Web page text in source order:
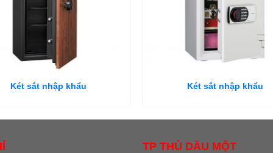
Két sắt nhập khẩu Két sắt nhập khẩu
TP THỦ DẦU MỘT